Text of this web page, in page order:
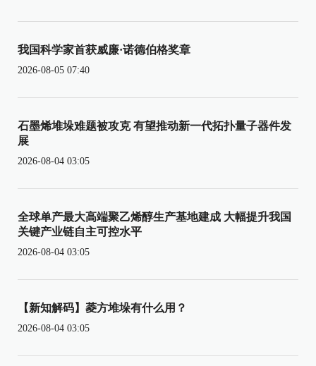
我国科学家首获威廉·诺德伯格奖章
2026-08-05 07:40
石墨烯堆垛难题被攻克 有望推动新一代拓扑量子器件发
展
2026-08-04 03:05
全球单产最大高端聚乙烯醇生产基地建成 大幅提升我国
关键产业链自主可控水平
2026-08-04 03:05
【新知解码】菱方堆垛有什么用？
2026-08-04 03:05